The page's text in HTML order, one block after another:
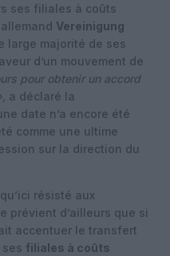
ses filiales à coûts
Vereinigung
large majorité de ses
d’un mouvement de
pour obtenir un accord
a déclaré la
date n’a encore été
comme une ultime
sur la direction du
résisté aux
prévient d’ailleurs que si
accentuer le transfert
filiales à coûts